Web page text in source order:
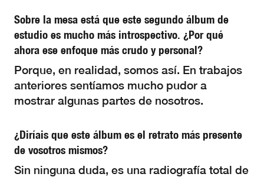
Sobre la mesa está que este segundo álbum de
estudio es mucho más introspectivo. ¿Por qué
ahora ese enfoque más crudo y personal?
Porque, en realidad, somos así. En trabajos
anteriores sentíamos mucho pudor a
mostrar algunas partes de nosotros.
¿Diríais que este álbum es el retrato más presente
de vosotros mismos?
Sin ninguna duda, es una radiografía total de